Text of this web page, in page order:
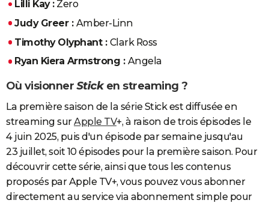
Lilli Kay :Zero
Judy Greer : Amber-Linn
Timothy Olyphant : Clark Ross
Ryan Kiera Armstrong : Angela
Où visionnerSticken streaming ?
La première saison de la série Stick est diffusée en
streaming surApple TV+, à raison de trois épisodes le
4 juin 2025, puis d'un épisode par semaine jusqu'au
23 juillet, soit 10 épisodes pour la première saison. Pour
découvrir cette série, ainsi que tous les contenus
proposés par Apple TV+, vous pouvez vous abonner
directement au service via abonnement simple pour